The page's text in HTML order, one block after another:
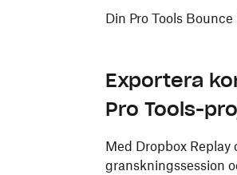
Din Pro Tools
Exportera
Pro Tools-
Med Dropbox
granskningssession